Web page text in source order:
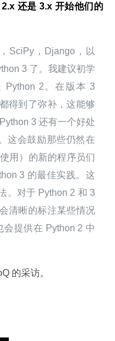
还是 3.x 开始他们的
SciPy，Django，以
3 了。我建议初学
Python 2。在版本 3
得到了弥补，这能够
3 还有一个好处
这会鼓励那些仍然在
用）的新的程序员们
3 的最佳实践。这
。对于 Python 2 和 3
清晰的标注某些情况
提供在 Python 2 中
的采访。